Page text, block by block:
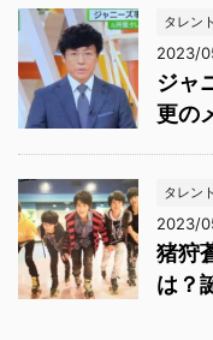
タレント
2023/
ジャ
更の
タレント
2023/
猪狩
は？